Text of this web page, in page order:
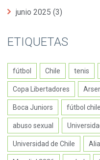
junio 2025 (3)
ETIQUETAS
fútbol Chile tenis
Copa Libertadores
Boca Juniors fútbol
abuso sexual
Universidad de Chile